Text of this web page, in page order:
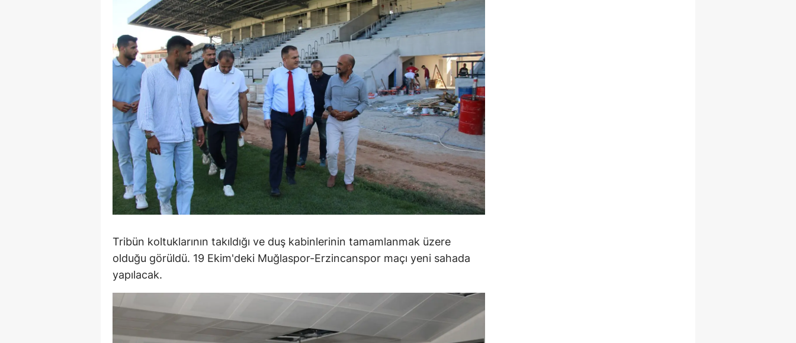
Kastamonu
Kayseri
Kırklareli
Kırşehir
Kocaeli
Konya
Kütahya
Malatya
Manisa
Mardin
Nevşehir
Tribün koltuklarının takıldığı ve duş kabinlerinin tamamlanmak üzere
olduğu görüldü. 19 Ekim'deki Muğlaspor-Erzincanspor maçı yeni sahada
yapılacak.